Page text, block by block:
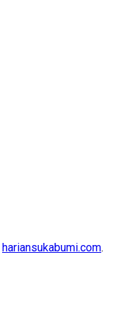
hariansukabumi.com.